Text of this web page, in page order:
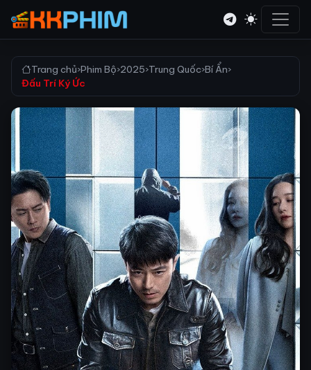
Trang chủ›Phim Bộ›2025›Trung Quốc›Bí Ẩn›
Đấu Trí Ký Ức